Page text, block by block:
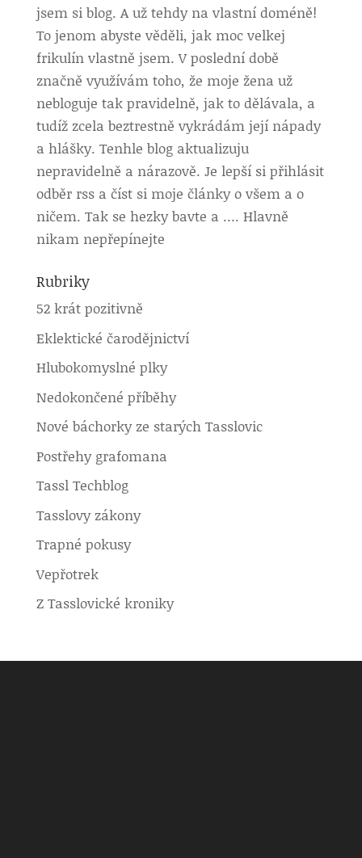
jsem si blog. A už tehdy na vlastní doméně!
To jenom abyste věděli, jak moc velkej
frikulín vlastně jsem. V poslední době
značně využívám toho, že moje žena už
nebloguje tak pravidelně, jak to dělávala, a
tudíž zcela beztrestně vykrádám její nápady
a hlášky. Tenhle blog aktualizuju
nepravidelně a nárazově. Je lepší si přihlásit
odběr rss a číst si moje články o všem a o
ničem. Tak se hezky bavte a …. Hlavně
nikam nepřepínejte
Rubriky
52 krát pozitivně
Eklektické čarodějnictví
Hlubokomyslné plky
Nedokončené příběhy
Nové báchorky ze starých Tasslovic
Postřehy grafomana
Tassl Techblog
Tasslovy zákony
Trapné pokusy
Vepřotrek
Z Tasslovické kroniky